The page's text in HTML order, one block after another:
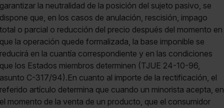
garantizar la neutralidad de la posición del sujeto pasivo, se
dispone que, en los casos de anulación, rescisión, impago
total o parcial o reducción del precio después del momento en
que la operación quede formalizada, la base imponible se
reducirá en la cuantía correspondiente y en las condiciones
que los Estados miembros determinen (TJUE 24-10-96,
asunto C-317/94).En cuanto al importe de la rectificación, el
referido artículo determina que cuando un minorista acepta, en
el momento de la venta de un producto, que el consumidor